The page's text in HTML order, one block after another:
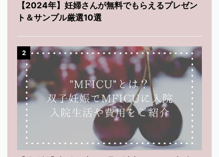
【2024年】妊婦さんが無料でもらえるプレゼン
ト＆サンプル厳選10選
2